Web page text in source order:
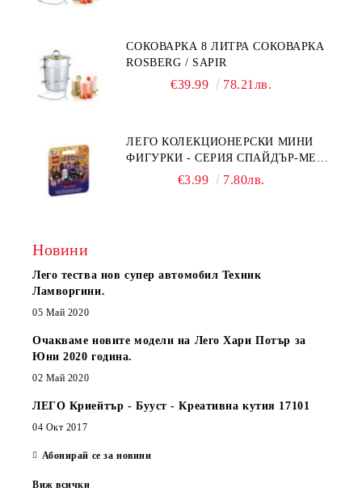
СОКОВАРКА 8 ЛИТРА СОКОВАРКА
ROSBERG / SAPIR
€39.99 78.21лв.
ЛЕГО КОЛЕКЦИОНЕРСКИ МИНИ
ФИГУРКИ - СЕРИЯ СПАЙДЪР-МЕН:
ПРЕЗ СПАЙДИ-ВСЕЛЕНАТА 71050
€3.99 7.80лв.
Новини
Лего тества нов супер автомобил Техник
Ламворгини.
05 Май 2020
Очакваме новите модели на Лего Хари Потър за
Юни 2020 година.
02 Май 2020
ЛЕГО Криейтър - Бууст - Креативна кутия 17101
04 Окт 2017
Абонирай се за новини
Виж всички